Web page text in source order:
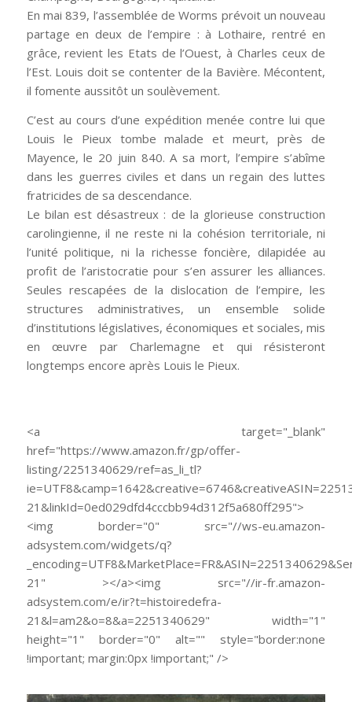
En mai 839, l’assemblée de Worms prévoit un nouveau
partage en deux de l’empire : à Lothaire, rentré en
grâce, revient les Etats de l’Ouest, à Charles ceux de
l’Est. Louis doit se contenter de la Bavière. Mécontent,
il fomente aussitôt un soulèvement.
C’est au cours d’une expédition menée contre lui que
Louis le Pieux tombe malade et meurt, près de
Mayence, le 20 juin 840. A sa mort, l’empire s’abîme
dans les guerres civiles et dans un regain des luttes
fratricides de sa descendance.
Le bilan est désastreux : de la glorieuse construction
carolingienne, il ne reste ni la cohésion territoriale, ni
l’unité politique, ni la richesse foncière, dilapidée au
profit de l’aristocratie pour s’en assurer les alliances.
Seules rescapées de la dislocation de l’empire, les
structures administratives, un ensemble solide
d’institutions législatives, économiques et sociales, mis
en œuvre par Charlemagne et qui résisteront
longtemps encore après Louis le Pieux.
<a target="_blank"
href="https://www.amazon.fr/gp/offer-
listing/2251340629/ref=as_li_tl?
21&linkId=0ed029dfd4cccbb94d312f5a680ff295">
<img border="0" src="//ws-eu.amazon-
adsystem.com/widgets/q?
21" ></a><img src="//ir-fr.amazon-
adsystem.com/e/ir?t=histoiredefra-
21&l=am2&o=8&a=2251340629" width="1"
height="1" border="0" alt="" style="border:none
!important; margin:0px !important;" />